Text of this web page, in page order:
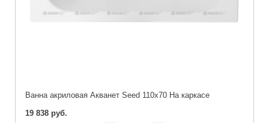
Ванна акриловая Акванет Seed 110x70 На каркасе
19 838 руб.